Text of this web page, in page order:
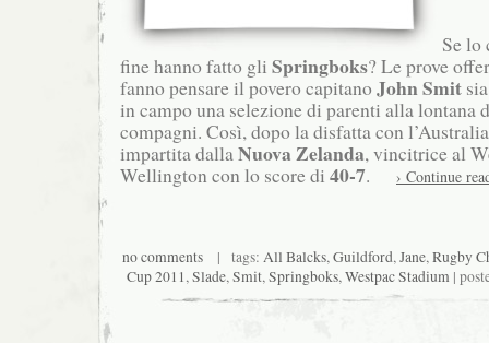
Se lo
fine hanno fatto gli Springboks? Le prove
fanno pensare il povero capitano John Smit
in campo una selezione di parenti alla lontana
compagni. Così, dopo la disfatta con
impartita dalla Nuova Zelanda, vincitrice al
Wellington con lo score di 40-7. › Continue
no comments | tags: All Balcks,Guildford,Jane,Rugby
Cup 2011,Slade,Smit,Springboks,Westpac Stadium |